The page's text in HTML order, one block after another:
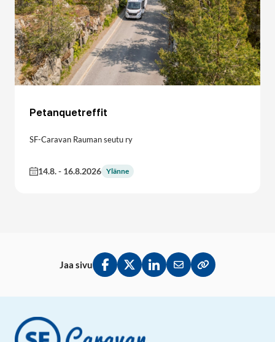
Petanquetreffit
SF-Caravan Rauman seutu ry
14.8.- 16.8.2026 Ylänne
Jaa sivu
Jaa Facebookissa
Jaa Twitterissä
Jaa LinkedInissä
Jaa sähköpostitse
Kopioi linkki